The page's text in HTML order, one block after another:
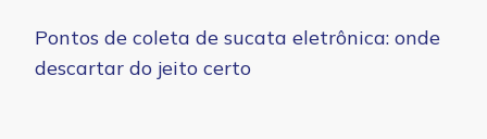
Pontos de coleta de sucata eletrônica: onde
descartar do jeito certo